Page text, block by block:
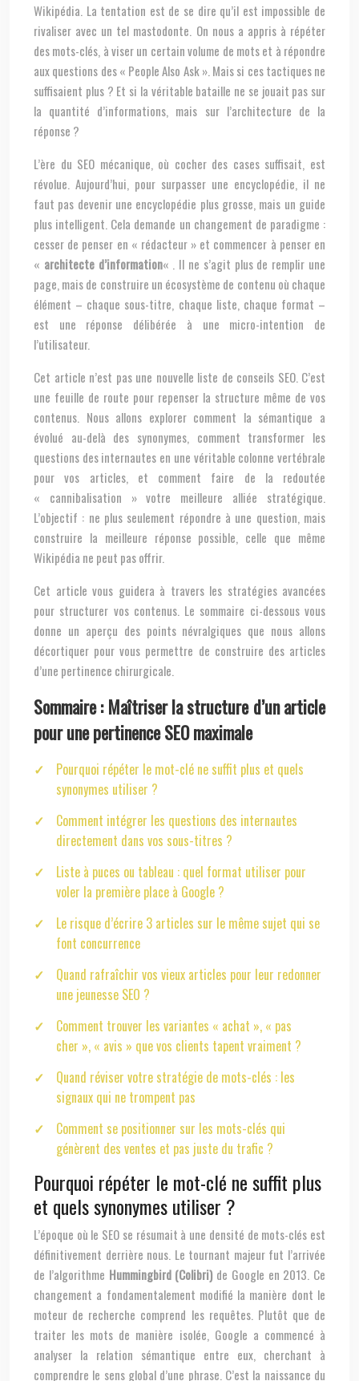
Wikipédia. La tentation est de se dire qu’il est impossible de
rivaliser avec un tel mastodonte. On nous a appris à répéter
des mots-clés, à viser un certain volume de mots et à répondre
aux questions des « People Also Ask ». Mais si ces tactiques ne
suffisaient plus ? Et si la véritable bataille ne se jouait pas sur
la quantité d’informations, mais sur l’architecture de la
réponse ?
L’ère du SEO mécanique, où cocher des cases suffisait, est
révolue. Aujourd’hui, pour surpasser une encyclopédie, il ne
faut pas devenir une encyclopédie plus grosse, mais un guide
plus intelligent. Cela demande un changement de paradigme :
cesser de penser en « rédacteur » et commencer à penser en
« architecte d’information« . Il ne s’agit plus de remplir une
page, mais de construire un écosystème de contenu où chaque
élément – chaque sous-titre, chaque liste, chaque format –
est une réponse délibérée à une micro-intention de
l’utilisateur.
Cet article n’est pas une nouvelle liste de conseils SEO. C’est
une feuille de route pour repenser la structure même de vos
contenus. Nous allons explorer comment la sémantique a
évolué au-delà des synonymes, comment transformer les
questions des internautes en une véritable colonne vertébrale
pour vos articles, et comment faire de la redoutée
« cannibalisation » votre meilleure alliée stratégique.
L’objectif : ne plus seulement répondre à une question, mais
construire la meilleure réponse possible, celle que même
Wikipédia ne peut pas offrir.
Cet article vous guidera à travers les stratégies avancées
pour structurer vos contenus. Le sommaire ci-dessous vous
donne un aperçu des points névralgiques que nous allons
décortiquer pour vous permettre de construire des articles
d’une pertinence chirurgicale.
Sommaire : Maîtriser la structure d’un article
pour une pertinence SEO maximale
Pourquoi répéter le mot-clé ne suffit plus et quels
synonymes utiliser ?
Comment intégrer les questions des internautes
directement dans vos sous-titres ?
Liste à puces ou tableau : quel format utiliser pour
voler la première place à Google ?
Le risque d’écrire 3 articles sur le même sujet qui se
font concurrence
Quand rafraîchir vos vieux articles pour leur redonner
une jeunesse SEO ?
Comment trouver les variantes « achat », « pas
cher », « avis » que vos clients tapent vraiment ?
Quand réviser votre stratégie de mots-clés : les
signaux qui ne trompent pas
Comment se positionner sur les mots-clés qui
génèrent des ventes et pas juste du trafic ?
Pourquoi répéter le mot-clé ne suffit plus
et quels synonymes utiliser ?
L’époque où le SEO se résumait à une densité de mots-clés est
définitivement derrière nous. Le tournant majeur fut l’arrivée
de l’algorithme Hummingbird (Colibri)de Google en 2013. Ce
changement a fondamentalement modifié la manière dont le
moteur de recherche comprend les requêtes. Plutôt que de
traiter les mots de manière isolée, Google a commencé à
analyser la relation sémantique entre eux, cherchant à
comprendre le sens global d’une phrase. C’est la naissance du